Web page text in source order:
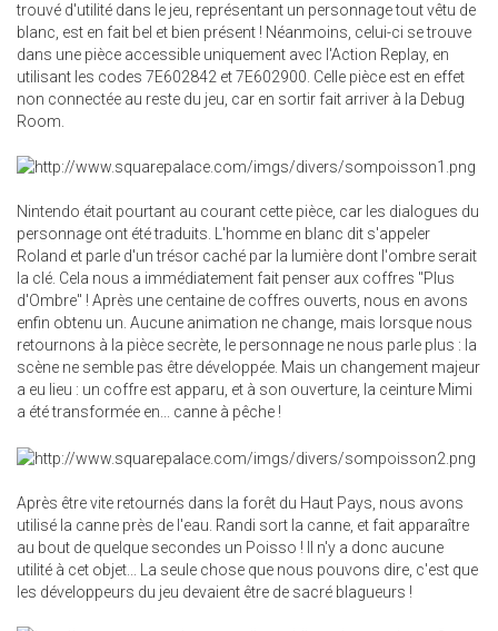
trouvé d'utilité dans le jeu, représentant un personnage tout vêtu de
blanc, est en fait bel et bien présent ! Néanmoins, celui-ci se trouve
dans une pièce accessible uniquement avec l'Action Replay, en
utilisant les codes 7E602842 et 7E602900. Celle pièce est en effet
non connectée au reste du jeu, car en sortir fait arriver à la Debug
Room.
Nintendo était pourtant au courant cette pièce, car les dialogues du
personnage ont été traduits. L'homme en blanc dit s'appeler
Roland et parle d'un trésor caché par la lumière dont l'ombre serait
la clé. Cela nous a immédiatement fait penser aux coffres "Plus
d'Ombre" ! Après une centaine de coffres ouverts, nous en avons
enfin obtenu un. Aucune animation ne change, mais lorsque nous
retournons à la pièce secrète, le personnage ne nous parle plus : la
scène ne semble pas être développée. Mais un changement majeur
a eu lieu : un coffre est apparu, et à son ouverture, la ceinture Mimi
a été transformée en... canne à pêche !
Après être vite retournés dans la forêt du Haut Pays, nous avons
utilisé la canne près de l'eau. Randi sort la canne, et fait apparaître
au bout de quelque secondes un Poisso ! Il n'y a donc aucune
utilité à cet objet... La seule chose que nous pouvons dire, c'est que
les développeurs du jeu devaient être de sacré blagueurs !